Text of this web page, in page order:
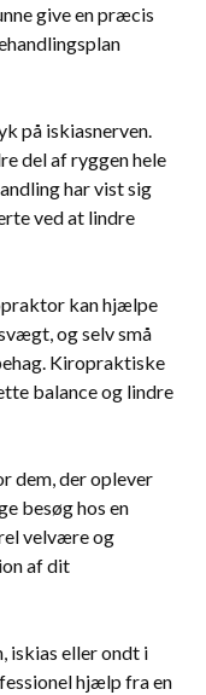
give en præcis
på iskiasnerven.
del af ryggen hele
har vist sig
ved at lindre
kan hjælpe
og selv små
Kiropraktiske
balance og lindre
dem, der oplever
besøg hos en
velvære og
af dit
iskias eller ondt i
hjælp fra en